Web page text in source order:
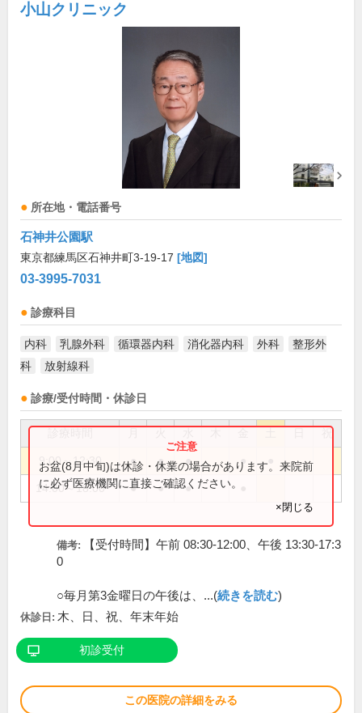
小山クリニック
所在地・電話番号
石神井公園駅
東京都練馬区石神井町3-19-17 [地図]
03-3995-7031
診療科目
内科 乳腺外科 循環器内科 消化器内科 外科
整形外
科
放射線科
診療/受付時間・休診日
祝
9:00～12:30 ● ● ● ●
14:00～18:00 ● ● ●
お盆(8月中旬)は休診・休業の場合があります。来院前
に必ず医療機関に直接ご確認ください。
×閉じる
備考:
【受付時間】午前 08:30-12:00、午後 13:30-17:3
0
○毎月第3金曜日の午後は、...(続きを読む)
休診日: 木、日、祝、年末年始
初診受付
この医院の詳細をみる